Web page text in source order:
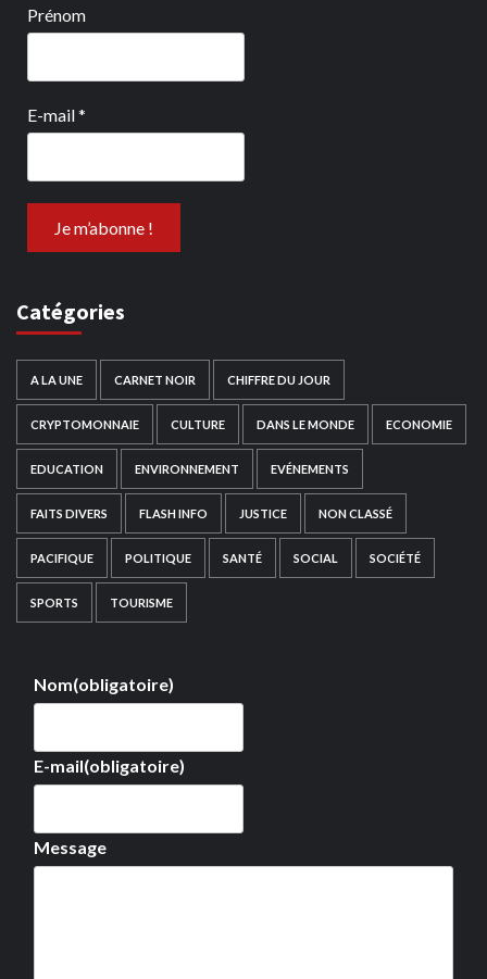
Prénom
E-mail*
Catégories
A LA UNE CARNET NOIR CHIFFRE DU JOUR
CRYPTOMONNAIE CULTURE DANS LE MONDE ECONOMIE
EDUCATION ENVIRONNEMENT EVÉNEMENTS
FAITS DIVERS FLASH INFO JUSTICE NON CLASSÉ
PACIFIQUE POLITIQUE SANTÉ SOCIAL SOCIÉTÉ
SPORTS TOURISME
Nom(obligatoire)
E-mail(obligatoire)
Message